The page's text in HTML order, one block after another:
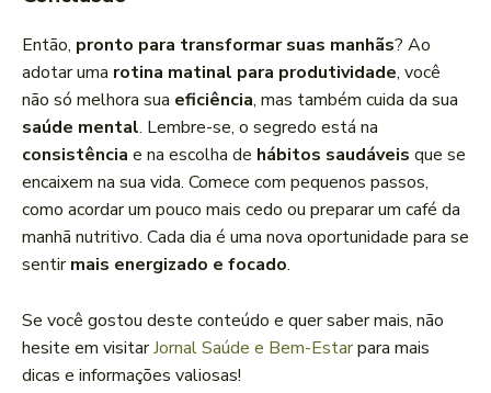
Então, pronto para transformar suas manhãs? Ao
adotar uma rotina matinal para produtividade, você
não só melhora sua eficiência, mas também cuida da sua
saúde mental. Lembre-se, o segredo está na
consistência e na escolha de hábitos saudáveis que se
encaixem na sua vida. Comece com pequenos passos,
como acordar um pouco mais cedo ou preparar um café da
manhã nutritivo. Cada dia é uma nova oportunidade para se
sentirmais energizado e focado.
Se você gostou deste conteúdo e quer saber mais, não
hesite em visitarJornal Saúde e Bem-Estarpara mais
dicas e informações valiosas!